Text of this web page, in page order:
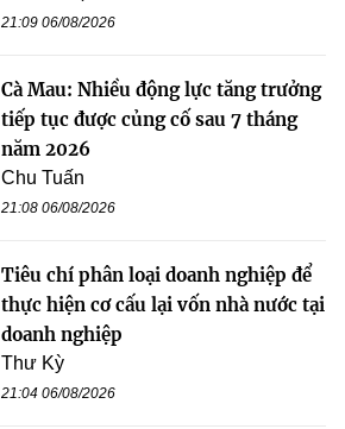
21:09 06/08/2026
Cà Mau: Nhiều động lực tăng trưởng
tiếp tục được củng cố sau 7 tháng
năm 2026
Chu Tuấn
21:08 06/08/2026
Tiêu chí phân loại doanh nghiệp để
thực hiện cơ cấu lại vốn nhà nước tại
doanh nghiệp
Thư Kỳ
21:04 06/08/2026